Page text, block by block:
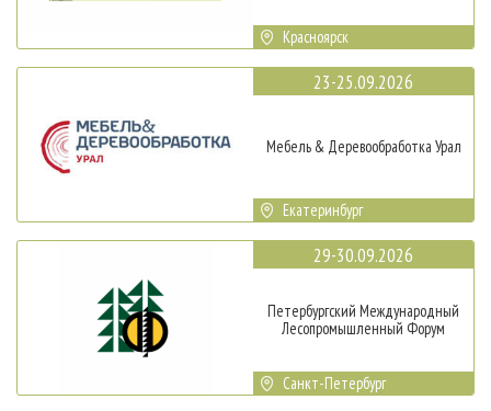
Красноярск
23-25.09.2026
Мебель & Деревообработка Урал
Екатеринбург
29-30.09.2026
Петербургский Международный
Лесопромышленный Форум
Санкт-Петербург